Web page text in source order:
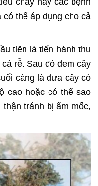
chảy hay các bệnh
có thể áp dụng cho cả
tiên là tiến hành thu
rễ. Sau đó đem cây
càng là đưa cây cỏ
cao hoặc có thể sao
tránh bị ẩm mốc,